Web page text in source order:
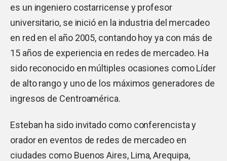
es un ingeniero costarricense y profesor
universitario, se inició en la industria del mercadeo
en red en el año 2005, contando hoy ya con más de
15 años de experiencia en redes de mercadeo. Ha
sido reconocido en múltiples ocasiones como Líder
de alto rango y uno de los máximos generadores de
ingresos de Centroamérica.
Esteban ha sido invitado como conferencista y
orador en eventos de redes de mercadeo en
ciudades como Buenos Aires, Lima, Arequipa,